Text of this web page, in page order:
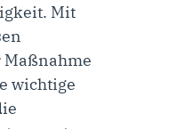
Mit
wichtige